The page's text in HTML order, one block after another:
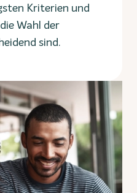
Kriterien und
Wahl der
sind.